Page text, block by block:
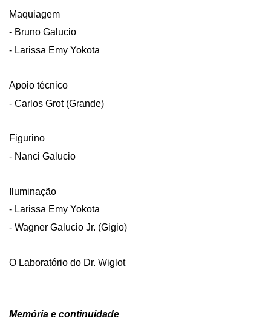
Maquiagem
- Bruno Galucio
- Larissa Emy Yokota
Apoio técnico
- Carlos Grot (Grande)
Figurino
- Nanci Galucio
Iluminação
- Larissa Emy Yokota
- Wagner Galucio Jr. (Gigio)
O Laboratório do Dr. Wiglot
Memória e continuidade